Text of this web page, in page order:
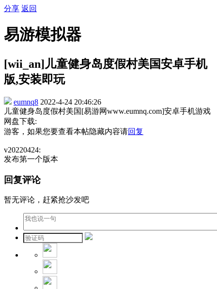
分享 返回
易游模拟器
[wii_an]儿童健身岛度假村美国安卓手机
版,安装即玩
eumnq8 2022-4-24 20:46:26
儿童健身岛度假村美国[易游网www.eumnq.com]安卓手机游戏
网盘下载:
游客，如果您要查看本帖隐藏内容请回复
v20220424:
发布第一个版本
回复评论
暂无评论，赶紧抢沙发吧